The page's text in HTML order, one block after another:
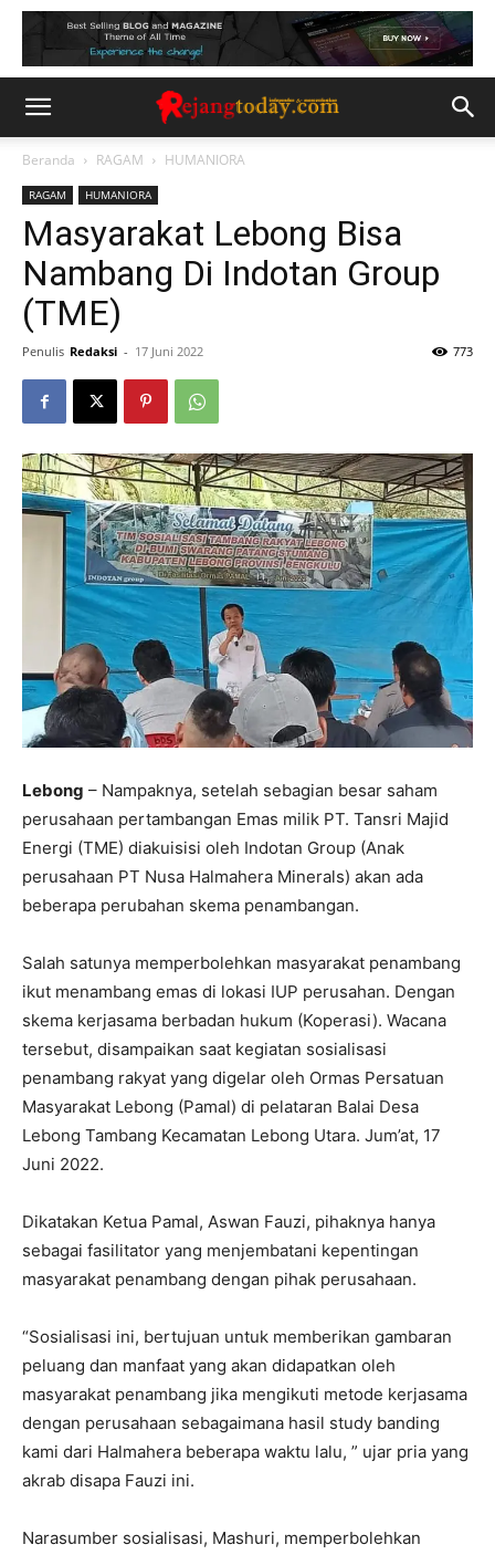
Beranda RAGAM HUMANIORA
RAGAM HUMANIORA
Masyarakat Lebong Bisa
Nambang Di Indotan Group
(TME)
Penulis Redaksi - 17 Juni 2022 773
Lebong – Nampaknya, setelah sebagian besar saham
perusahaan pertambangan Emas milik PT. Tansri Majid
Energi (TME) diakuisisi oleh Indotan Group (Anak
perusahaan PT Nusa Halmahera Minerals) akan ada
beberapa perubahan skema penambangan.
Salah satunya memperbolehkan masyarakat penambang
ikut menambang emas di lokasi IUP perusahan. Dengan
skema kerjasama berbadan hukum (Koperasi). Wacana
tersebut, disampaikan saat kegiatan sosialisasi
penambang rakyat yang digelar oleh Ormas Persatuan
Masyarakat Lebong (Pamal) di pelataran Balai Desa
Lebong Tambang Kecamatan Lebong Utara. Jum’at, 17
Juni 2022.
Dikatakan Ketua Pamal, Aswan Fauzi, pihaknya hanya
sebagai fasilitator yang menjembatani kepentingan
masyarakat penambang dengan pihak perusahaan.
“Sosialisasi ini, bertujuan untuk memberikan gambaran
peluang dan manfaat yang akan didapatkan oleh
masyarakat penambang jika mengikuti metode kerjasama
dengan perusahaan sebagaimana hasil study banding
kami dari Halmahera beberapa waktu lalu, ” ujar pria yang
akrab disapa Fauzi ini.
Narasumber sosialisasi, Mashuri, memperbolehkan